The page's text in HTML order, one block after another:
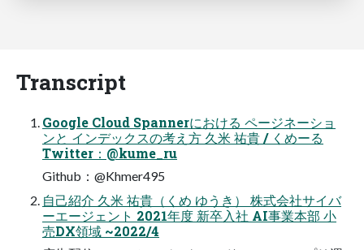
Transcript
Google Cloud Spannerにおける ページネーショ
ンと インデックスの考え方 久米 祐貴 / くめーる
Twitter：@kume_ru
Github：@Khmer495
自己紹介 久米 祐貴（くめ ゆうき） 株式会社サイバ
ーエージェント 2021年度 新卒入社 AI事業本部 小
売DX領域 ~2022/4